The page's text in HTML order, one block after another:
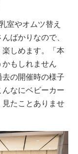
室やオムツ替え
ばかりなので、
しめます。「本
もしれません
の開催時の様子
なにベビーカー
たことありませ